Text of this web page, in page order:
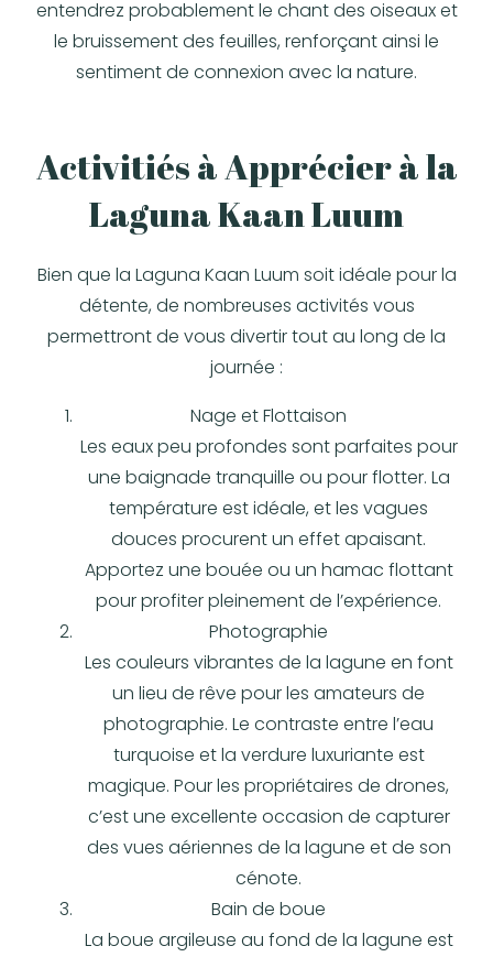
entendrez probablement le chant des oiseaux et
le bruissement des feuilles, renforçant ainsi le
sentiment de connexion avec la nature.
Activitiés à Apprécier à la
Laguna Kaan Luum
Bien que la Laguna Kaan Luum soit idéale pour la
détente, de nombreuses activités vous
permettront de vous divertir tout au long de la
journée :
Nage et Flottaison
Les eaux peu profondes sont parfaites pour
une baignade tranquille ou pour flotter. La
température est idéale, et les vagues
douces procurent un effet apaisant.
Apportez une bouée ou un hamac flottant
pour profiter pleinement de l’expérience.
Photographie
Les couleurs vibrantes de la lagune en font
un lieu de rêve pour les amateurs de
photographie. Le contraste entre l’eau
turquoise et la verdure luxuriante est
magique. Pour les propriétaires de drones,
c’est une excellente occasion de capturer
des vues aériennes de la lagune et de son
cénote.
Bain de boue
La boue argileuse au fond de la lagune est